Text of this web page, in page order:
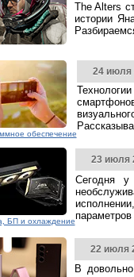
The Alters
истории
обеспечение
24 июля
БП и охлаждение
23 июля
Сегодня у
22 июля
В